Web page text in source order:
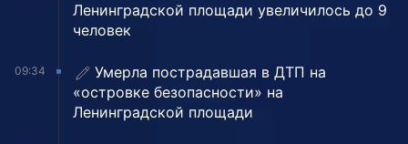
Ленинградской площади увеличилось до 9
человек
09:34
Умерла пострадавшая в ДТП на
«островке безопасности» на
Ленинградской площади